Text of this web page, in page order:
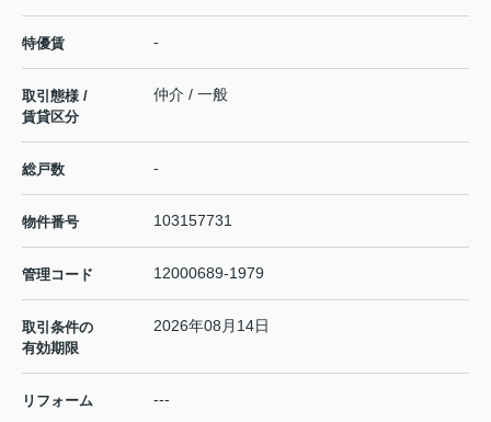
特優賃 -
取引態様 /
賃貸区分
仲介 / 一般
総戸数 -
物件番号 103157731
管理コード 12000689-1979
取引条件の
有効期限
2026年08月14日
リフォーム ---